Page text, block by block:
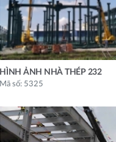
HÌNH ẢNH NHÀ THÉP 232
Mã số: 5325